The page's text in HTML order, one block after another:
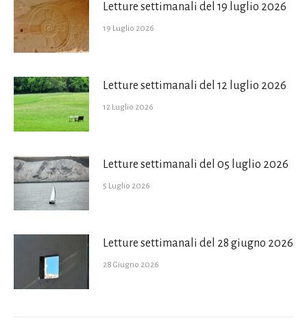
Letture settimanali del 19 luglio 2026
19 Luglio 2026
Letture settimanali del 12 luglio 2026
12 Luglio 2026
Letture settimanali del 05 luglio 2026
5 Luglio 2026
Letture settimanali del 28 giugno 2026
28 Giugno 2026